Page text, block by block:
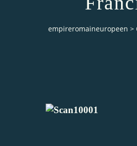
empireromaineuropeen >